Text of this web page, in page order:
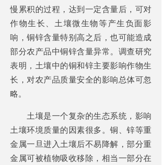
慢累积的过程，达到一定含量后，可对
作物生长、土壤微生物等产生负面影
响，铜锌含量特别高之后，也可能造成
部分农产品中铜锌含量异常。调查研究
表明，土壤中的铜和锌主要影响作物生
长，对农产品质量安全的影响总体可忽
略。
土壤是一个复杂的生态系统，影响
土壤环境质量的因素很多。铜、锌等重
金属一旦进入土壤后不易降解，部分重
金属可被植物吸收移除，相当一部分在